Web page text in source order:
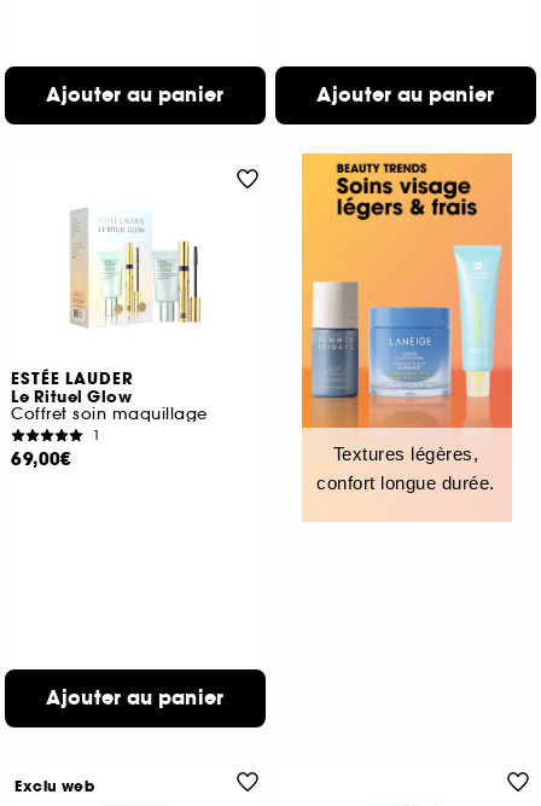
Ajouter au panier Ajouter au panier
ESTÉE LAUDER
Le Rituel Glow
Coffret soin maquillage
1
69,00€
Ajouter au panier
Textures légères,
confort longue durée.
Exclu web